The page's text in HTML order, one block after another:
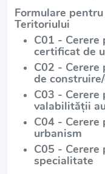
Formulare
Teritoriului
C01 - Cerere
certificat de
C02 -
de
C03 -
valabilității
C04 - Cerere
urbanism
C05 - Cerere
specialitate